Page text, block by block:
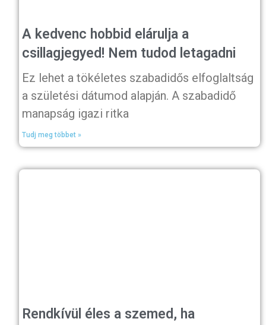
A kedvenc hobbid elárulja a
csillagjegyed! Nem tudod letagadni
Ez lehet a tökéletes szabadidős elfoglaltság
a születési dátumod alapján. A szabadidő
manapság igazi ritka
Tudj meg többet »
Rendkívül éles a szemed, ha